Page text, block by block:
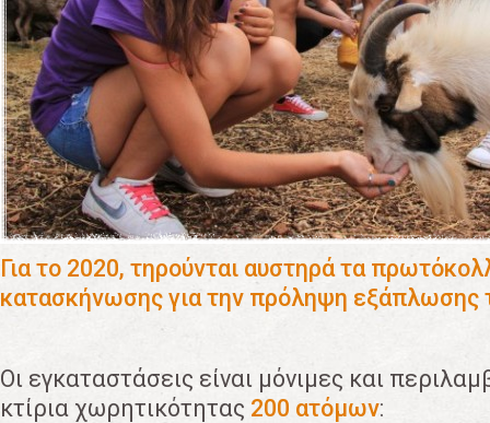
Για το 2020, τηρούνται αυστηρά τα
κατασκήνωσης για την πρόληψη εξάπλωσης
Οι εγκαταστάσεις είναι μόνιμες και
κτίρια χωρητικότητας 200 ατόμων: